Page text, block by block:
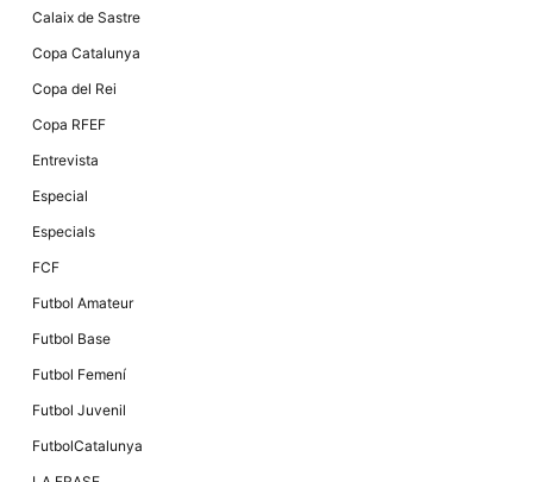
Calaix de Sastre
Copa Catalunya
Copa del Rei
Copa RFEF
Entrevista
Especial
Especials
FCF
Futbol Amateur
Futbol Base
Futbol Femení
Futbol Juvenil
FutbolCatalunya